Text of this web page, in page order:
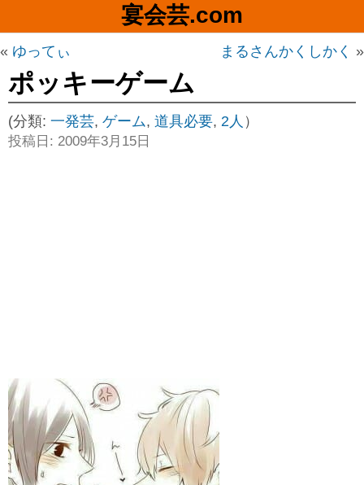
宴会芸.com
« ゆってぃ まるさんかくしかく »
ポッキーゲーム
(分類: 一発芸, ゲーム, 道具必要, 2人 ）
投稿日: 2009年3月15日